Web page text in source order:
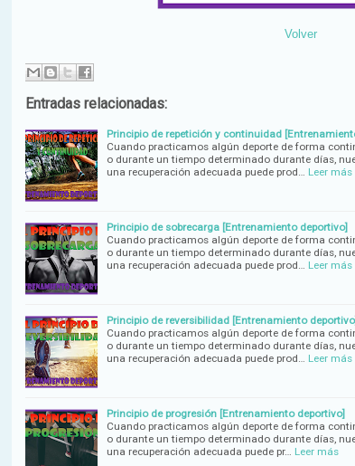
Volver
Entradas relacionadas:
Principio de repetición y continuidad
Cuando practicamos algún deporte de forma
o durante un tiempo determinado durante días,
una recuperación adecuada puede prod…
Leer más
Principio de sobrecarga [Entrenamiento deportivo]
Cuando practicamos algún deporte de forma
o durante un tiempo determinado durante días,
una recuperación adecuada puede prod…
Leer más
Principio de reversibilidad [Entrenamiento
Cuando practicamos algún deporte de forma
o durante un tiempo determinado durante días,
una recuperación adecuada puede prod…
Leer más
Principio de progresión [Entrenamiento deportivo]
Cuando practicamos algún deporte de forma
o durante un tiempo determinado durante días,
una recuperación adecuada puede pr…
Leer más